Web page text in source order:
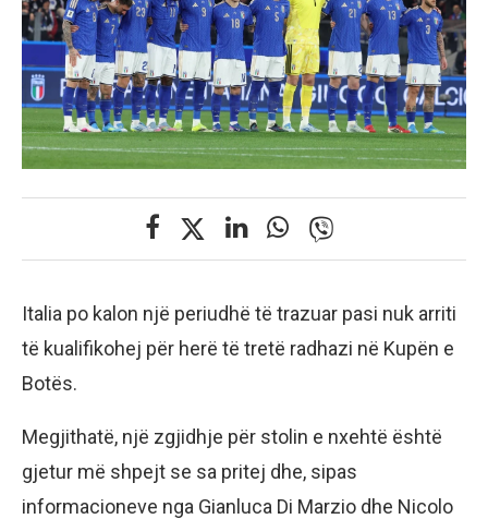
Italia po kalon një periudhë të trazuar pasi nuk arriti
të kualifikohej për herë të tretë radhazi në Kupën e
Botës.
Megjithatë, një zgjidhje për stolin e nxehtë është
gjetur më shpejt se sa pritej dhe, sipas
informacioneve nga Gianluca Di Marzio dhe Nicolo